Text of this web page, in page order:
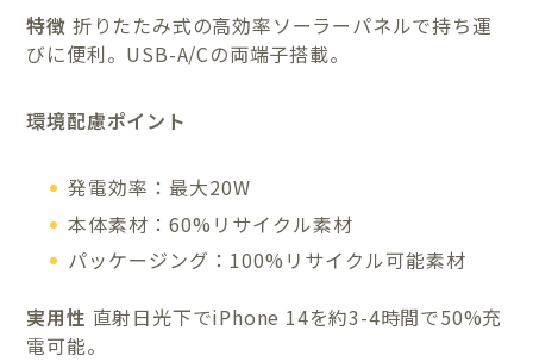
特徴 折りたたみ式の高効率ソーラーパネルで持ち運
びに便利。USB-A/Cの両端子搭載。
環境配慮ポイント
発電効率：最大20W
本体素材：60%リサイクル素材
パッケージング：100%リサイクル可能素材
実用性 直射日光下でiPhone 14を約3-4時間で50%充
電可能。